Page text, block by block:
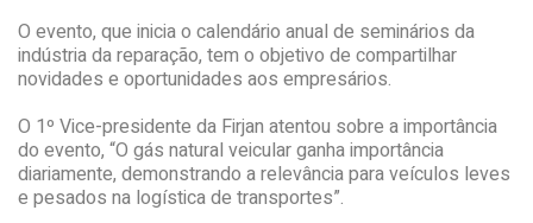
O evento, que inicia o calendário anual de seminários da
indústria da reparação, tem o objetivo de compartilhar
novidades e oportunidades aos empresários.
O 1º Vice-presidente da Firjan atentou sobre a importância
do evento, “O gás natural veicular ganha importância
diariamente, demonstrando a relevância para veículos leves
e pesados na logística de transportes”.